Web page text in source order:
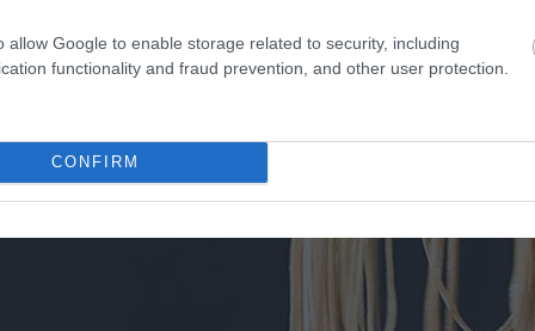
allow Google to enable storage related to security, including
functionality and fraud prevention, and other user protection.
CONFIRM